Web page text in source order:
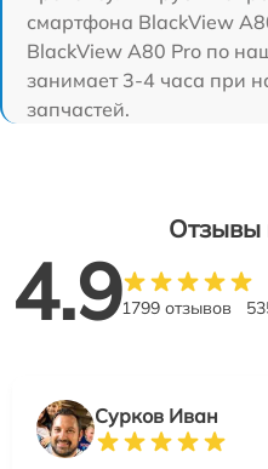
смартфона BlackView
BlackView A80 Pro по
занимает 3-4 часа при
запчастей.
Отзывы
4.91799 отзывов
Сурков Иван